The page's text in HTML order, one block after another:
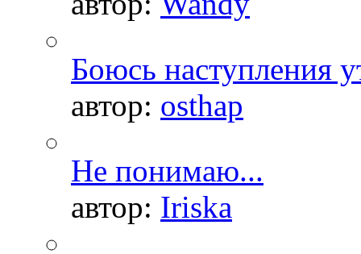
Боюсь наступления
автор: osthap
Не понимаю...
автор: Iriska